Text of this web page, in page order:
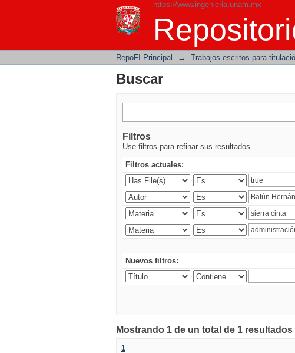
https://www.ingenieria.unam.mx
Buscar
RepoFI Principal → Trabajos escritos para
Buscar
Filtros
Use filtros para refinar sus resultados.
Filtros actuales:
Nuevos filtros:
Mostrando 1 de un total de 1
1